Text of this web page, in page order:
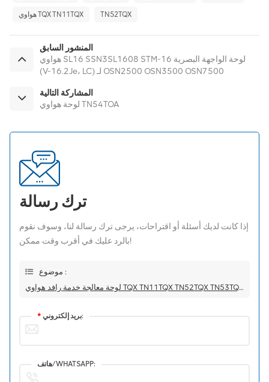
هواوي TQX TN11TQX TN52TQX
المنشور السابق
هواوي SL16 SSN3SL1608 STM-16 لوحة الواجهة البصرية
(V-16.2Je، LC) لـ OSN2500 OSN3500 OSN7500
المشاركة التالية
لوحة هواوي TN54TOA
ترك رسالة
إذا كانت لديك أسئلة أو اقتراحات، يرجى ترك رسالة لنا، وسوف نقوم
بالرد عليك في أقرب وقت ممكن!
موضوع :
لوحة معالجة خدمة رافد هواوي TQX TN11TQX TN52TQX TN53TQX TN55TQX TN5M5TQX 4x10 Gbit/s OSN6800 OSN8800 DWDM
* بريد إلكتروني:
هاتف/WHATSAPP: